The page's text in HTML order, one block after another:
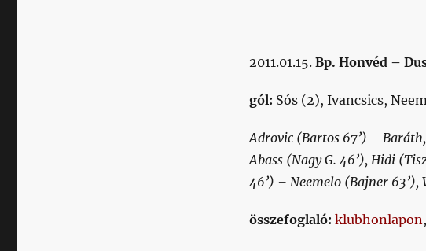
2011.01.15.Bp. Honvéd –
gól: Sós (2), Ivancsics,
Adrovic (Bartos 67’) –
Abass (Nagy G. 46’), Hidi
46’) – Neemelo (Bajner 63’),
összefoglaló: klubhonlapon,